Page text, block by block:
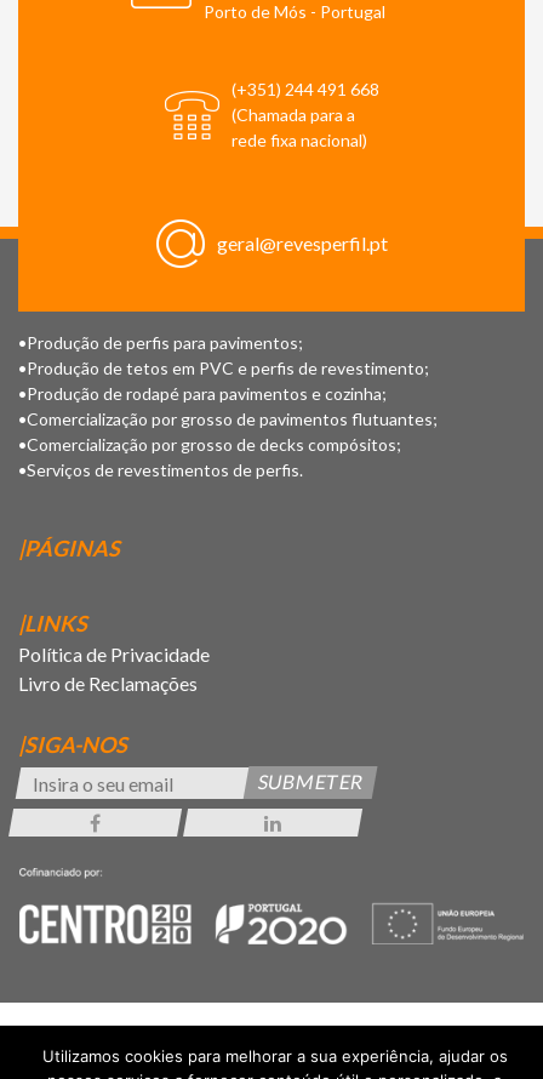
Porto de Mós - Portugal
(+351) 244 491 668
(Chamada para a
rede fixa nacional)
geral@revesperfil.pt
•Produção de perfis para pavimentos;
•Produção de tetos em PVC e perfis de revestimento;
•Produção de rodapé para pavimentos e cozinha;
•Comercialização por grosso de pavimentos flutuantes;
•Comercialização por grosso de decks compósitos;
•Serviços de revestimentos de perfis.
|PÁGINAS
|LINKS
Política de Privacidade
Livro de Reclamações
|SIGA-NOS
SUBMETER
Utilizamos cookies para melhorar a sua experiência, ajudar os